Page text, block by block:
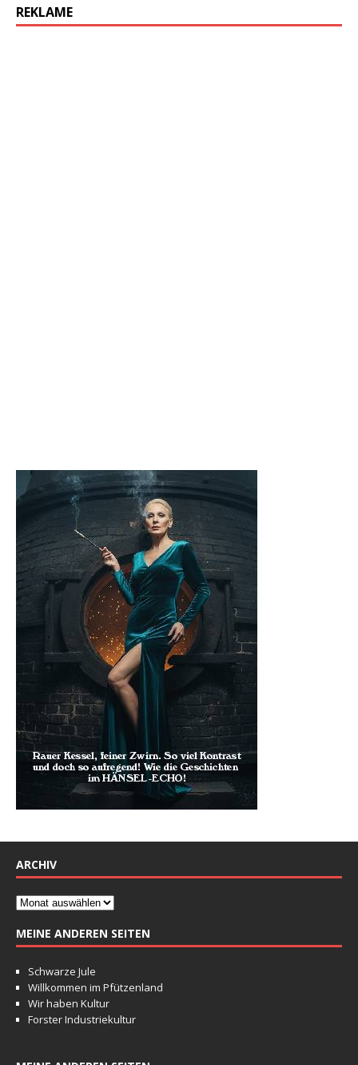
REKLAME
ARCHIV
MEINE ANDEREN SEITEN
Schwarze Jule
Willkommen im Pfützenland
Wir haben Kultur
Forster Industriekultur